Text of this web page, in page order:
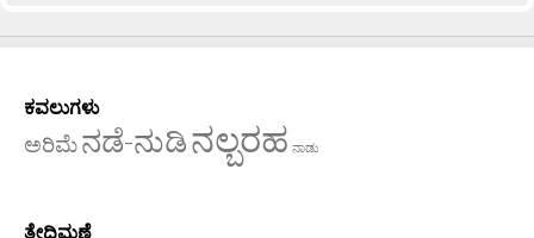
ಕವಲುಗಳು
ಅರಿಮೆನಡೆ-ನುಡಿನಲ್ಬರಹ ನಾಡು
ತೇದಿಮಣೆ